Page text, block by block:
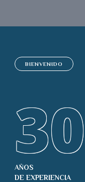
BIENVENIDO
30
AÑOS
DE EXPERIENCIA